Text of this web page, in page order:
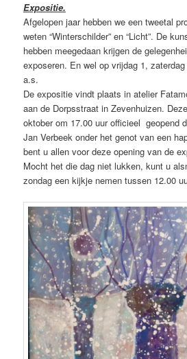
Expositie.
Afgelopen jaar hebben we een tweetal
weten “Winterschilder” en “Licht”. De
hebben meegedaan krijgen de
exposeren. En wel op vrijdag 1,
a.s.
De expositie vindt plaats in atelier
aan de Dorpsstraat in Zevenhuizen.
oktober om 17.00 uur officieel geopend
Jan Verbeek onder het genot van een
bent u allen voor deze opening van de
Mocht het die dag niet lukken, kunt u
zondag een kijkje nemen tussen 12.00